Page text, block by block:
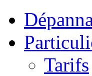
Tarifs